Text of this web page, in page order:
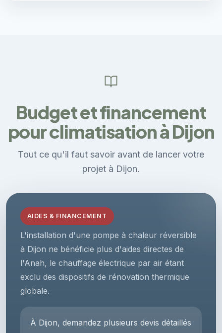
Budget et financement
pour climatisation à Dijon
Tout ce qu'il faut savoir avant de lancer votre
projet à Dijon.
AIDES & FINANCEMENT
L'installation d'une pompe à chaleur réversible
à Dijon ne bénéficie plus d'aides directes de
l'Anah, le chauffage électrique par air étant
exclu des dispositifs de rénovation thermique
globale.
À Dijon, demandez plusieurs devis détaillés